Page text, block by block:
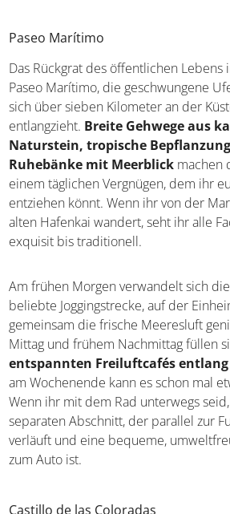
Paseo Marítimo
Das Rückgrat des öffentlichen Lebens
Paseo Marítimo, die geschwungene
sich über sieben Kilometer an der
entlangzieht. Breite Gehwege aus
Naturstein, tropische
Ruhebänke mit Meerblick machen
einem täglichen Vergnügen, dem ihr
entziehen könnt. Wenn ihr von der
alten Hafenkai wandert, seht ihr alle
exquisit bis traditionell.
Am frühen Morgen verwandelt sich
beliebte Joggingstrecke, auf der
gemeinsam die frische Meeresluft
Mittag und frühem Nachmittag füllen
entspannten Freiluftcafés entlang
am Wochenende kann es schon mal
Wenn ihr mit dem Rad unterwegs
separaten Abschnitt, der parallel zur
verläuft und eine bequeme,
zum Auto ist.
Castillo de las Coloradas